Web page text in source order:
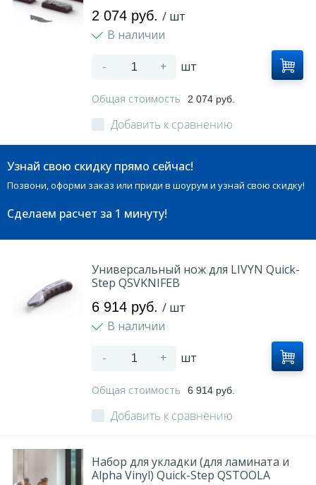
2 074 руб. / шт
В наличии
- + шт
Общая стоимость 2 074 руб.
Добавить к сравнению
Узнай свою скидку прямо сейчас!
Позвони, оформи заказ или приди в шоурум и узнай свою скидку!
Сделаем расчет за 1 минуту!
Универсальный нож для LIVYN Quick-
Step QSVKNIFEB
6 914 руб. / шт
В наличии
- + шт
Общая стоимость 6 914 руб.
Добавить к сравнению
Набор для укладки (для ламината и
Alpha Vinyl) Quick-Step QSTOOLA